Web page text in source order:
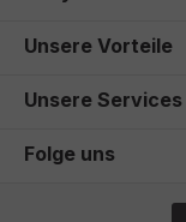
Unsere Vorteile
Unsere Services
Folge uns